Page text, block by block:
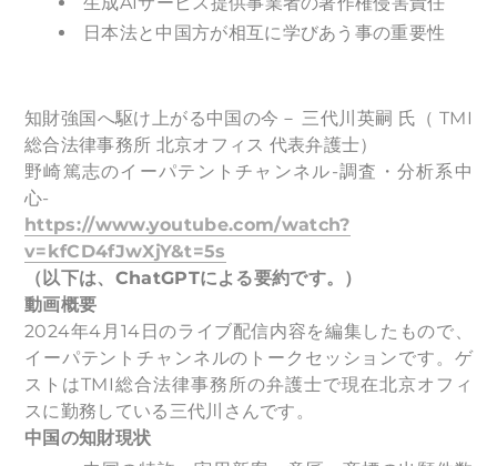
日本法と中国方が相互に学びあう事の重要性
知財強国へ駆け上がる中国の今－ 三代川英嗣 氏（ TMI
総合法律事務所 北京オフィス 代表弁護士）
野崎篤志のイーパテントチャンネル-調査・分析系中
心-
https://www.youtube.com/watch?
v=kfCD4fJwXjY&t=5s
（以下は、ChatGPTによる要約です。）
動画概要
2024年4月14日のライブ配信内容を編集したもので、
イーパテントチャンネルのトークセッションです。ゲ
ストはTMI総合法律事務所の弁護士で現在北京オフィ
スに勤務している三代川さんです。
中国の知財現状